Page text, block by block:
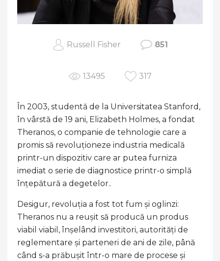
Russell Fisher 851
13495 317
În 2003, studentă de la Universitatea Stanford,
în vârstă de 19 ani, Elizabeth Holmes, a fondat
Theranos, o companie de tehnologie care a
promis să revoluționeze industria medicală
printr-un dispozitiv care ar putea furniza
imediat o serie de diagnostice printr-o simplă
înțepătură a degetelor..
Desigur, revoluția a fost tot fum și oglinzi:
Theranos nu a reușit să producă un produs
viabil viabil, înșelând investitori, autorități de
reglementare și parteneri de ani de zile, până
când s-a prăbușit într-o mare de procese și